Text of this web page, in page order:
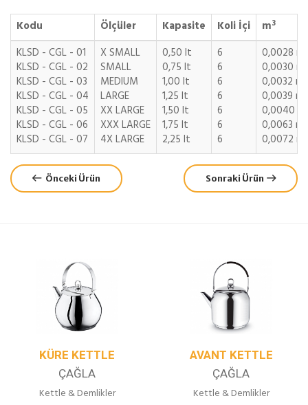
Kodu Ölçüler Kapasite Koli İçi m3
KLSD - CGL - 01
KLSD - CGL - 02
KLSD - CGL - 03
KLSD - CGL - 04
KLSD - CGL - 05
KLSD - CGL - 06
KLSD - CGL - 07
X SMALL
SMALL
MEDIUM
LARGE
XX LARGE
XXX LARGE
4X LARGE
0,50 lt
0,75 lt
1,00 lt
1,25 lt
1,50 lt
1,75 lt
2,25 lt
6
6
6
6
6
6
6
0,0028 m3
0,0030 m3
0,0032 m3
0,0039 m3
0,0040
0,0063 m3
0,0072 m3
Önceki Ürün Sonraki Ürün
KÜRE KETTLE
ÇAĞLA
Kettle & Demlikler
AVANT KETTLE
ÇAĞLA
Kettle & Demlikler